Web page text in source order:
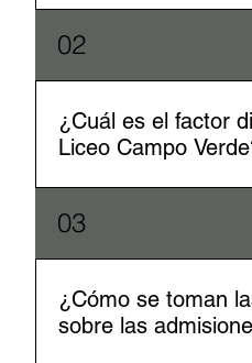
capacitados, poseen título
docentes que hablan
02
¿Cuál es el factor
Liceo Campo
intelectual, la criticidad, el
crítico y creativo y el
carácter. Servimos a la
enfoque internacional
03
¿Cómo se toman
sobre las